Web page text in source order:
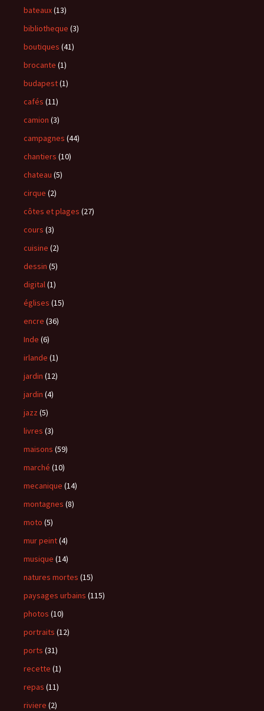
bateaux(13)
bibliotheque (3)
boutiques (41)
brocante (1)
budapest(1)
cafés (11)
camion (3)
campagnes (44)
chantiers (10)
chateau (5)
cirque (2)
côtes et plages (27)
cours (3)
cuisine (2)
dessin (5)
digital(1)
églises (15)
encre (36)
Inde (6)
irlande (1)
jardin (12)
jardin (4)
jazz (5)
livres (3)
maisons (59)
marché (10)
mecanique (14)
montagnes (8)
moto (5)
mur peint(4)
musique (14)
natures mortes (15)
paysages urbains (115)
photos (10)
portraits (12)
ports (31)
recette (1)
repas (11)
riviere (2)